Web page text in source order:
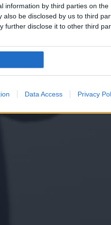
information by third parties on the
also be disclosed by us to third
further disclose it to other third
Data Access Privacy